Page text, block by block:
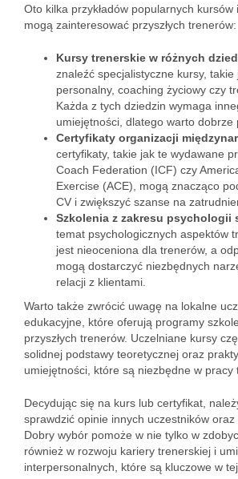
Oto kilka przykładów popularnych kursów
mogą zainteresować przyszłych trenerów:
Kursy trenerskie w różnych
znaleźć specjalistyczne kursy, takie
personalny, coaching życiowy czy
Każda z tych dziedzin wymaga
umiejętności, dlatego warto dobrze
Certyfikaty organizacji
certyfikaty, takie jak te wydawane
Coach Federation (ICF) czy
Exercise (ACE), mogą znacząco
CV i zwiększyć szanse na
Szkolenia z zakresu psychologii
temat psychologicznych aspektów
jest nieoceniona dla trenerów, a
mogą dostarczyć niezbędnych
relacji z klientami.
Warto także zwrócić uwagę na lokalne
edukacyjne, które oferują programy
przyszłych trenerów. Uczelniane kursy
solidnej podstawy teoretycznej oraz
umiejętności, które są niezbędne w pracy
Decydując się na kurs lub certyfikat,
sprawdzić opinie innych uczestników oraz
Dobry wybór pomoże w nie tylko w
również w rozwoju kariery trenerskiej i
interpersonalnych, które są kluczowe w